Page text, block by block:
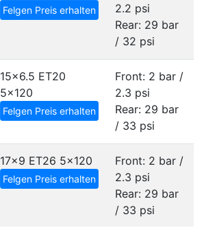
Felgen Preis erhalten
2.2 psi
Rear: 29 bar
/ 32 psi
15x6.5 ET20
5x120
Felgen Preis erhalten
Front: 2 bar /
2.3 psi
Rear: 29 bar
/ 33 psi
17x9 ET26 5x120
Felgen Preis erhalten
Front: 2 bar /
2.3 psi
Rear: 29 bar
/ 33 psi